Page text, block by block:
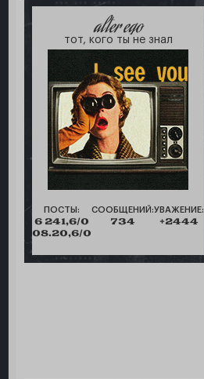
alter ego
тот, кого ты не знал
ПОСТЫ:
6 241,6/0
08.20,6/0
СООБЩЕНИЙ:
734
УВАЖЕНИЕ:
+2444